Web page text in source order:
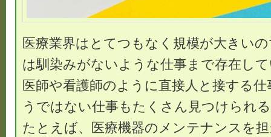
医療業界はとてつもなく規模が大きい
は馴染みがないような仕事まで存在し
医師や看護師のように直接人と接する
うではない仕事もたくさん見つけられ
たとえば、医療機器のメンテナンスを